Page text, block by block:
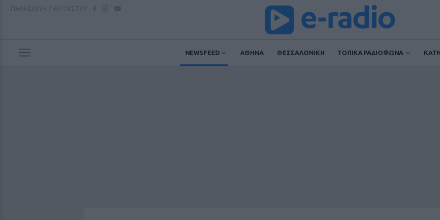
NEWSFEED ΑΘΗΝΑ ΘΕΣΣΑΛΟΝΙΚΗ ΤΟΠΙΚΑ ΡΑΔΙΟΦΩΝΑ